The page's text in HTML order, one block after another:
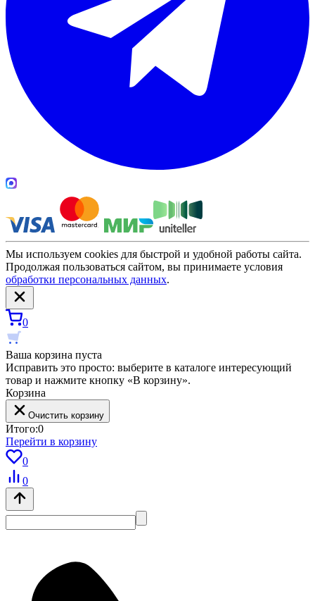
Мы используем cookies для быстрой и удобной работы сайта.
Продолжая пользоваться сайтом, вы принимаете условия
обработки персональных данных.
0
Ваша корзина пуста
Исправить это просто: выберите в каталоге интересующий
товар и нажмите кнопку «В корзину».
Корзина
Очистить корзину
Итого:0
Перейти в корзину
0
0